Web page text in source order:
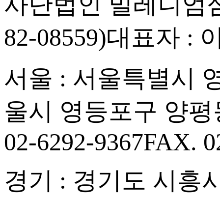
82-08559)대표자 :
서울 : 서울특별시
울시 영등포구 양
02-6292-9367FAX.
경기 : 경기도 시흥